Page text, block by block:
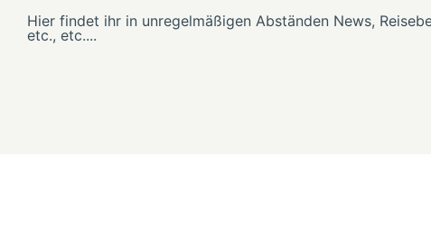
Hier findet ihr in unregelmäßigen Abständen News,
etc., etc....